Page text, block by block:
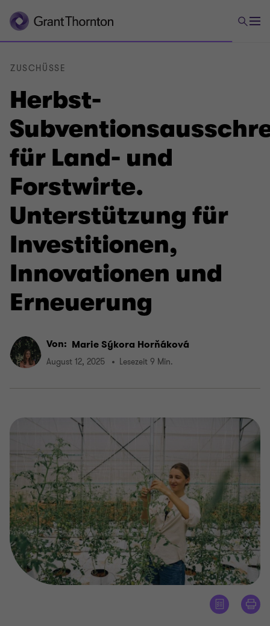
Herbst-
für Land- und
Forstwirte.
Unterstützung für
Investitionen,
Innovationen und
Erneuerung
ZUSCHÜSSE
Von: Marie Sýkora Horňáková
August 12, 2025 Lesezeit 9 Min.